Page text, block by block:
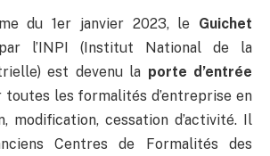
du 1er janvier 2023, le Guichet
l’INPI (Institut National de la
est devenu la porte d’entrée
toutes les formalités d’entreprise en
modification, cessation d’activité. Il
Centres de Formalités des